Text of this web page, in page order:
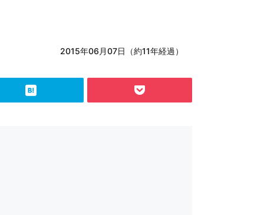
2015年06月07日（約11年経過）